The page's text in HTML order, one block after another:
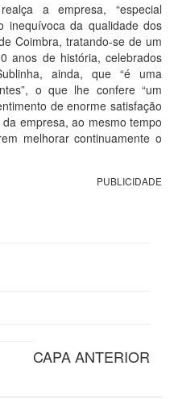
a empresa, “especial
inequívoca da qualidade dos
Coimbra, tratando-se de um
anos de história, celebrados
ainda, que “é uma
o que lhe confere “um
de enorme satisfação
empresa, ao mesmo tempo
melhorar continuamente o
PUBLICIDADE
CAPA ANTERIOR